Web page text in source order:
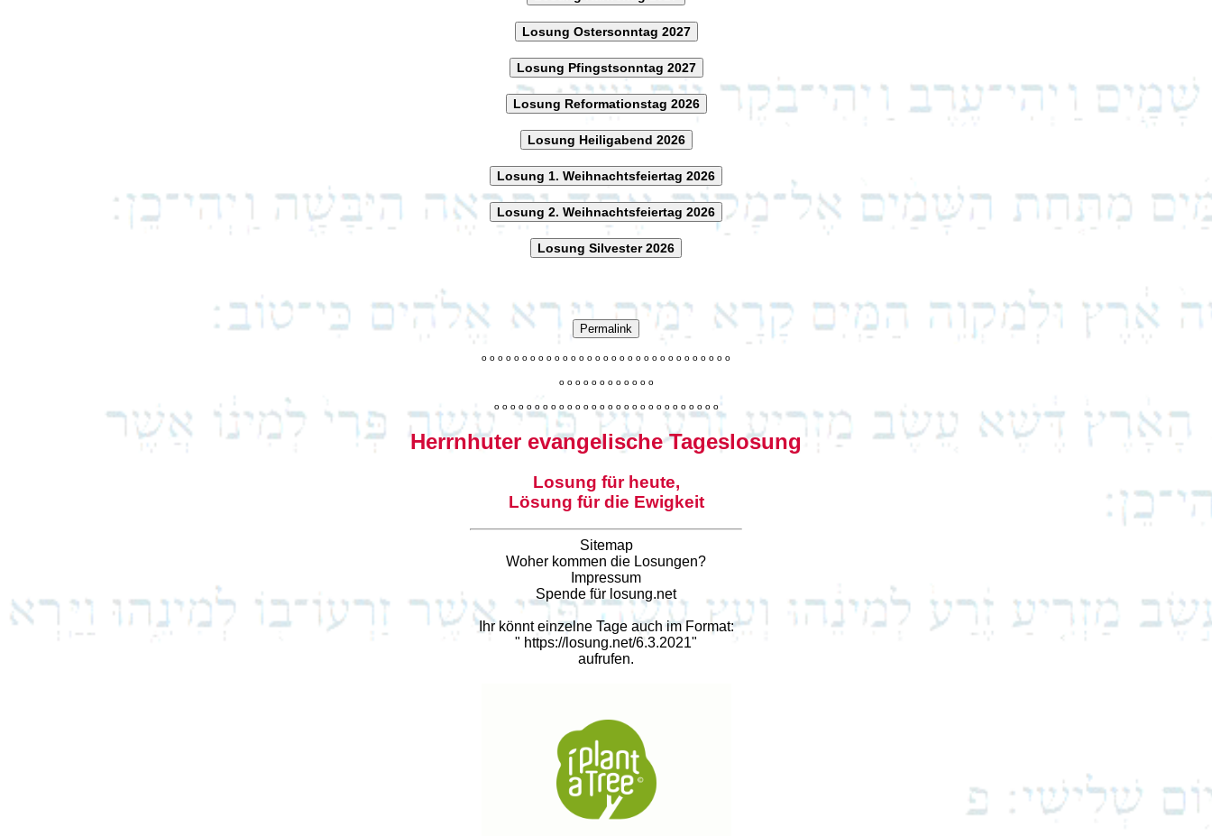
Losung Ostersonntag 2027
Losung Pfingstsonntag 2027
Losung Reformationstag 2026
Losung Heiligabend 2026
Losung 1. Weihnachtsfeiertag 2026
Losung 2. Weihnachtsfeiertag 2026
Losung Silvester 2026
Permalink
o o o o o o o o o o o o o o o o o o o o o o o o o o o o o o o
o o o o o o o o o o o o
o o o o o o o o o o o o o o o o o o o o o o o o o o o o
Herrnhuter evangelische Tageslosung
Losung für heute,
Lösung für die Ewigkeit
Sitemap
Woher kommen die Losungen?
Impressum
Spende für losung.net
Ihr könnt einzelne Tage auch im Format:
" https://losung.net/6.3.2021"
aufrufen.